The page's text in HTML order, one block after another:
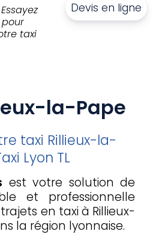
taxi
Devis en ligne
la-Pape
taxi Rillieux-la-
Lyon TL
est votre solution de
et professionnelle
en taxi à Rillieux-
la région lyonnaise.